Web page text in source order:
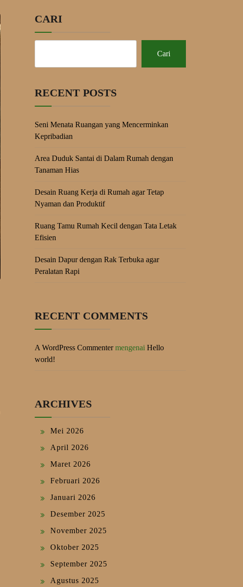
CARI
Cari
RECENT POSTS
Seni Menata Ruangan yang Mencerminkan
Kepribadian
Area Duduk Santai di Dalam Rumah dengan
Tanaman Hias
Desain Ruang Kerja di Rumah agar Tetap
Nyaman dan Produktif
Ruang Tamu Rumah Kecil dengan Tata Letak
Efisien
Desain Dapur dengan Rak Terbuka agar
Peralatan Rapi
RECENT COMMENTS
A WordPress Commentermengenai Hello
world!
ARCHIVES
Mei 2026
April 2026
Maret 2026
Februari 2026
Januari 2026
Desember 2025
November 2025
Oktober 2025
September 2025
Agustus 2025